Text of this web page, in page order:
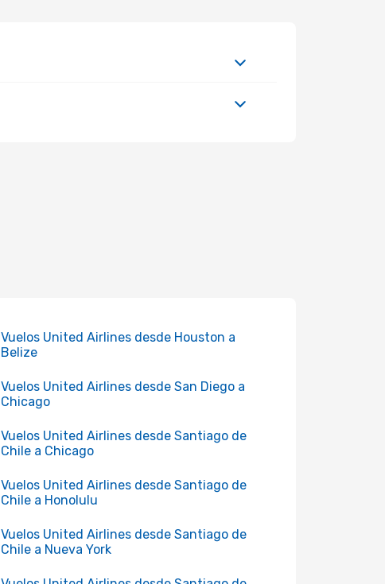
Vuelos United Airlines desde Houston a
Belize
Vuelos United Airlines desde San Diego a
Chicago
Vuelos United Airlines desde Santiago de
Chile a Chicago
Vuelos United Airlines desde Santiago de
Chile a Honolulu
Vuelos United Airlines desde Santiago de
Chile a Nueva York